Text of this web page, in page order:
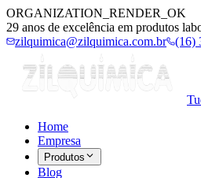
ORGANIZATION_RENDER_OK
29 anos de excelência em produtos
zilquimica@zilquimica.com.br
(16)
Home
Empresa
Produtos
Blog